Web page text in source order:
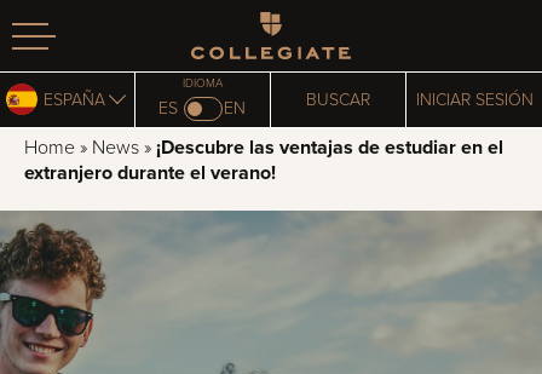
Homepage
ESPAÑA ES
IDIOMA
EN BUSCAR INICIAR SESIÓN
Home » News » ¡Descubre las ventajas de estudiar en el
extranjero durante el verano!